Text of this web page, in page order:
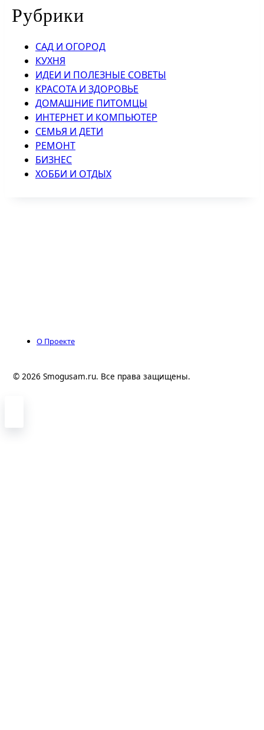
Рубрики
САД И ОГОРОД
КУХНЯ
ИДЕИ И ПОЛЕЗНЫЕ СОВЕТЫ
КРАСОТА И ЗДОРОВЬЕ
ДОМАШНИЕ ПИТОМЦЫ
ИНТЕРНЕТ И КОМПЬЮТЕР
СЕМЬЯ И ДЕТИ
РЕМОНТ
БИЗНЕС
ХОББИ И ОТДЫХ
О Проекте
© 2026 Smogusam.ru. Все права защищены.